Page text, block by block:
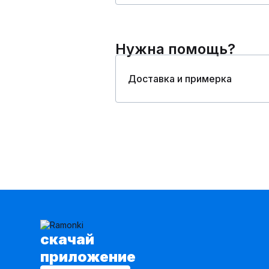
Нужна помощь?
Доставка и примерка
cкачай
приложение